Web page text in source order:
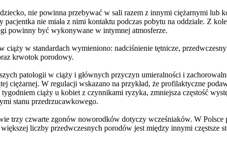
nie powinna przebywać w sali razem z innymi ciężarnymi lub
pacjentka nie miała z nimi kontaktu podczas pobytu na oddziale. Z
powinny być wykonywane w intymnej atmosferze.
ciąży w standardach wymieniono: nadciśnienie tętnicze,
krwotok porodowy.
patologii w ciąży i głównych przyczyn umieralności i
ciężarnej. W regulacji wskazano na przykład, że profilaktyczne
ciąży u kobiet z czynnikami ryzyka, zmniejsza częstość
stanu przedrzucawkowego.
trzy czwarte zgonów noworodków dotyczy wcześniaków. W Polsce
liczby przedwczesnych porodów jest między innymi częstsze